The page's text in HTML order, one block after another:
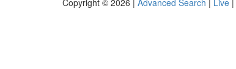
Copyright © 2026 | Advanced Search | Live |